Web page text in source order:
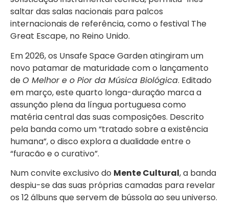
saltar das salas nacionais para palcos
internacionais de referência, como o festival The
Great Escape, no Reino Unido.
Em 2026, os Unsafe Space Garden atingiram um
novo patamar de maturidade com o lançamento
deO Melhor e o Pior da Música Biológica. Editado
em março, este quarto longa-duração marca a
assunção plena da língua portuguesa como
matéria central das suas composições. Descrito
pela banda como um “tratado sobre a existência
humana”, o disco explora a dualidade entre o
“furacão e o curativo”.
Num convite exclusivo do Mente Cultural, a banda
despiu-se das suas próprias camadas para revelar
os 12 álbuns que servem de bússola ao seu universo.